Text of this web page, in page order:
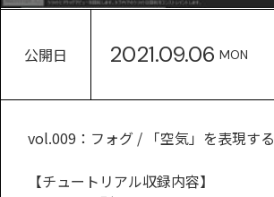
公開日 2021.09.06 MON
vol.009：フォグ / 「空気」を表現する
【チュートリアル収録内容】